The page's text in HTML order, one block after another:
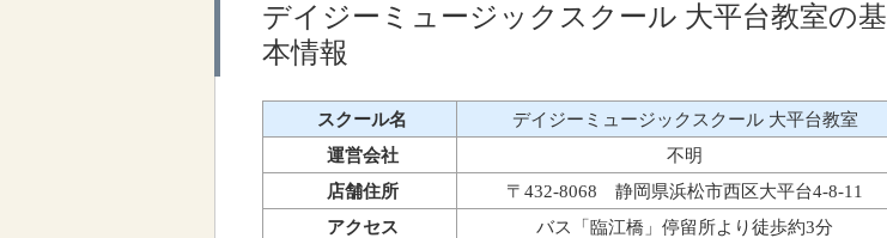
デイジーミュージックスクール 大平台教室の基
本情報
スクール名
デイジーミュージックスクール 大平台教室
運営会社
不明
店舗住所
〒432-8068 静岡県浜松市西区大平台4-8-11
アクセス
バス「臨江橋」停留所より徒歩約3分